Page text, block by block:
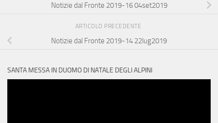
Notizie dal Fronte 2019-16 04set2019
ARTICOLO PRECEDENTE
Notizie dal Fronte 2019-14 22lug2019
SANTA MESSA IN DUOMO DI NATALE DEGLI ALPINI